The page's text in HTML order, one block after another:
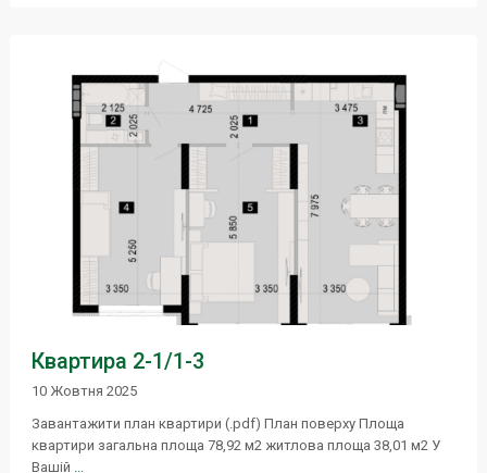
Квартира 2-1/1-3
10 Жовтня 2025
Завантажити план квартири (.pdf) План поверху Площа
квартири загальна площа 78,92 м2 житлова площа 38,01 м2 У
Вашій